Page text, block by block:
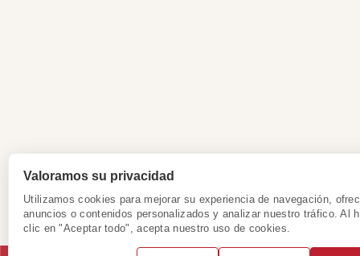
Valoramos su privacidad
Utilizamos cookies para mejorar su experiencia de navegación,
anuncios o contenidos personalizados y analizar nuestro tráfico. Al
clic en "Aceptar todo", acepta nuestro uso de cookies.